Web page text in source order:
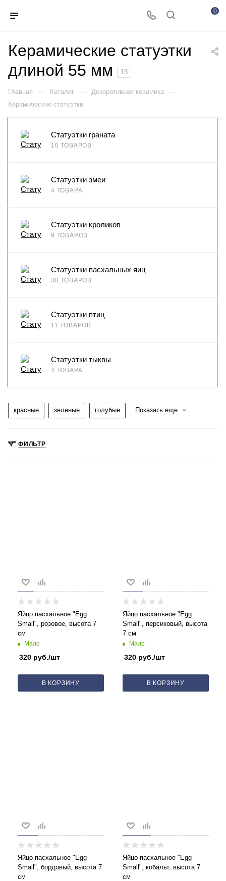
0
Керамические статуэтки
длиной 55 мм
13
Главная — Каталог — Декоративная керамика —
Керамические статуэтки
Статуэтки граната
10 ТОВАРОВ
Статуэтки змеи
4 ТОВАРА
Статуэтки кроликов
9 ТОВАРОВ
Статуэтки пасхальных яиц
30 ТОВАРОВ
Статуэтки птиц
11 ТОВАРОВ
Статуэтки тыквы
4 ТОВАРА
красные зеленые голубые Показать еще
ФИЛЬТР
Яйцо пасхальное "Egg
Small", розовое, высота 7
см
Мало
320 руб./шт
В КОРЗИНУ
Яйцо пасхальное "Egg
Small", персиковый, высота
7 см
Мало
320 руб./шт
В КОРЗИНУ
Яйцо пасхальное "Egg
Small", бордовый, высота 7
см
Яйцо пасхальное "Egg
Small", кобальт, высота 7
см